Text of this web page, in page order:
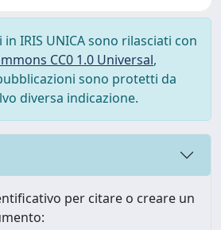
IRIS UNICA sono rilasciati con
CC0 1.0 Universal,
sono protetti da
diversa indicazione.
per citare o creare un